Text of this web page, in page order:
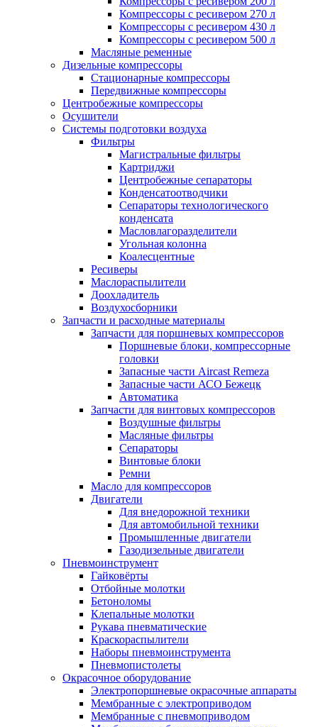
Компрессоры с ресивером 270 л
Компрессоры с ресивером 430 л
Компрессоры с ресивером 500 л
Масляные ременные
Дизельные компрессоры
Стационарные компрессоры
Передвижные компрессоры
Центробежные компрессоры
Осушители
Системы подготовки воздуха
Фильтры
Магистральные фильтры
Картриджи
Центробежные сепараторы
Конденсатоотводчики
Сепараторы технологического
конденсата
Масловлагоразделители
Угольная колонна
Коалесцентные
Ресиверы
Маслораспылители
Доохладитель
Воздухосборники
Запчасти и расходные материалы
Запчасти для поршневых компрессоров
Поршневые блоки, компрессорные
головки
Запасные части Aircast Remeza
Запасные части АСО Бежецк
Автоматика
Запчасти для винтовых компрессоров
Воздушные фильтры
Масляные фильтры
Сепараторы
Винтовые блоки
Ремни
Масло для компрессоров
Двигатели
Для внедорожной техники
Для автомобильной техники
Промышленные двигатели
Газодизельные двигатели
Пневмоинструмент
Гайковёрты
Отбойные молотки
Бетоноломы
Клепальные молотки
Рукава пневматические
Краскораспылители
Наборы пневмоинструмента
Пневмопистолеты
Окрасочное оборудование
Электропоршневые окрасочные аппараты
Мембранные с электроприводом
Мембранные с пневмоприводом